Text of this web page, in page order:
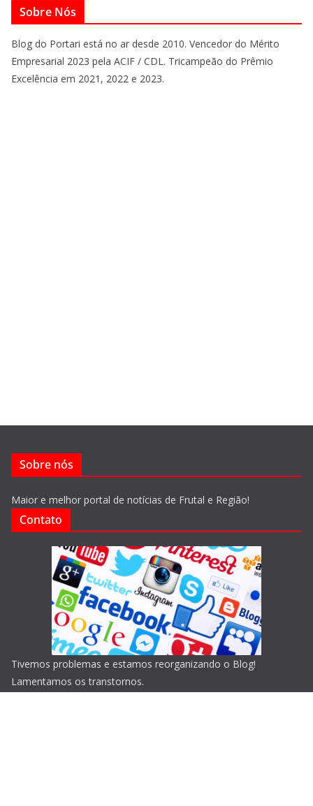
Sobre Nós
Blog do Portari está no ar desde 2010. Vencedor do Mérito
Empresarial 2023 pela ACIF / CDL. Tricampeão do Prêmio
Excelência em 2021, 2022 e 2023.
Sobre nós
Maior e melhor portal de notícias de Frutal e Região!
Contato
Tivemos problemas e estamos reorganizando o Blog!
Lamentamos os transtornos.